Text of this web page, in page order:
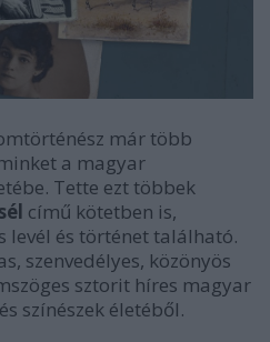
már több
a magyar
Tette ezt többek
című kötetben is,
levél és történet található.
szenvedélyes, közönyös
sztorit híres magyar
színészek életéből.